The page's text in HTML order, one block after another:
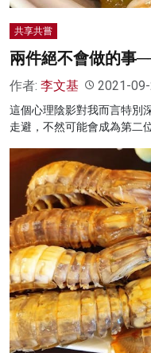
共享共嘗
兩件絕不會做的事
作者: 李文基 2021-
這個心理陰影對我而言特別
走避，不然可能會成為第二